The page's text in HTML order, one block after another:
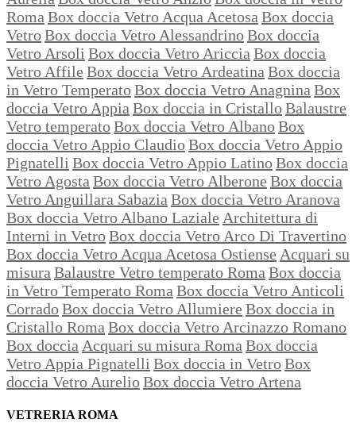
Roma Box doccia Vetro Acqua Acetosa Box doccia
VetroBox doccia Vetro AlessandrinoBox doccia
Vetro Arsoli Box doccia Vetro Ariccia Box doccia
Vetro Affile Box doccia Vetro Ardeatina Box doccia
in Vetro TemperatoBox doccia Vetro Anagnina Box
doccia Vetro Appia Box doccia in CristalloBalaustre
Vetro temperatoBox doccia Vetro AlbanoBox
doccia Vetro Appio ClaudioBox doccia Vetro Appio
Pignatelli Box doccia Vetro Appio LatinoBox doccia
Vetro Agosta Box doccia Vetro Alberone Box doccia
Vetro Anguillara Sabazia Box doccia Vetro Aranova
Box doccia Vetro Albano Laziale Architettura di
Interni in VetroBox doccia Vetro Arco Di Travertino
Box doccia Vetro Acqua Acetosa Ostiense Acquari su
misura Balaustre Vetro temperato Roma Box doccia
in Vetro Temperato Roma Box doccia Vetro Anticoli
CorradoBox doccia Vetro Allumiere Box doccia in
Cristallo Roma Box doccia Vetro Arcinazzo Romano
Box doccia Acquari su misura Roma Box doccia
Vetro Appia Pignatelli Box doccia in VetroBox
doccia Vetro AurelioBox doccia Vetro Artena
VETRERIA ROMA